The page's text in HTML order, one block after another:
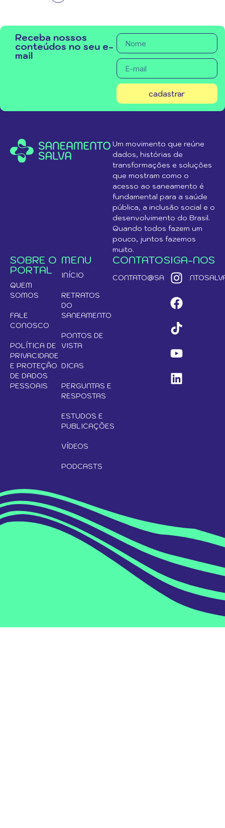
Receba nossos
conteúdos no seu e-
mail
cadastrar
Um movimento que reúne
dados, histórias de
transformações e soluções
que mostram como o
acesso ao saneamento é
fundamental para a saúde
pública, a inclusão social e o
desenvolvimento do Brasil.
Quando todos fazem um
pouco, juntos fazemos
muito.
SOBRE O
PORTAL
QUEM
SOMOS
FALE
CONOSCO
POLÍTICA DE
PRIVACIDADE
E PROTEÇÃO
DE DADOS
PESSOAIS
MENU
INÍCIO
RETRATOS
DO
SANEAMENTO
PONTOS DE
VISTA
DICAS
PERGUNTAS E
RESPOSTAS
ESTUDOS E
PUBLICAÇÕES
VÍDEOS
PODCASTS
CONTATOSIGA-NOS